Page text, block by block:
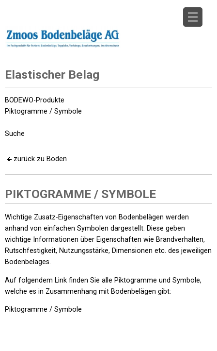
Elastischer Belag
BODEWO-Produkte
Piktogramme / Symbole
Suche
zurück zu Boden
PIKTOGRAMME / SYMBOLE
Wichtige Zusatz-Eigenschaften von Bodenbelägen werden
anhand von einfachen Symbolen dargestellt. Diese geben
wichtige Informationen über Eigenschaften wie Brandverhalten,
Rutschfestigkeit, Nutzungsstärke, Dimensionen etc. des jeweiligen
Bodenbelages.
Auf folgendem Link finden Sie alle Piktogramme und Symbole,
welche es in Zusammenhang mit Bodenbelägen gibt:
Piktogramme / Symbole